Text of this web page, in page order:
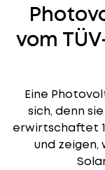
vom
Eine
sich, denn
erwirtschaftet
und zeigen,